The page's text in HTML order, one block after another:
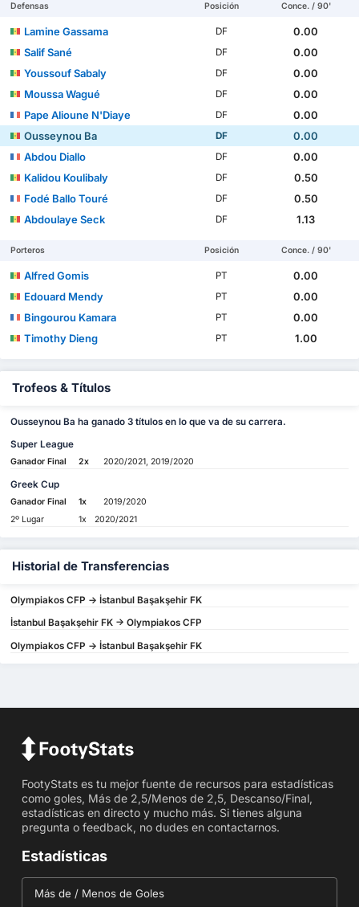
Defensas Posición Conce. / 90'
Lamine Gassama DF
0.00
Salif Sané
DF
0.00
Youssouf Sabaly
DF
0.00
Moussa Wagué
DF
0.00
Pape Alioune N'Diaye
DF
0.00
Ousseynou Ba
DF
0.00
Abdou Diallo
DF
0.00
Kalidou Koulibaly
DF
0.50
Fodé Ballo Touré
DF
0.50
Abdoulaye Seck
DF 1.13
Porteros Posición Conce. / 90'
Alfred Gomis PT
0.00
Edouard Mendy
PT
0.00
Bingourou Kamara
PT
0.00
Timothy Dieng
PT 1.00
Trofeos & Títulos
Ousseynou Ba ha ganado 3 títulos en lo que va de su carrera.
Super League
Ganador Final 2x 2020/2021, 2019/2020
Greek Cup
Ganador Final 1x
2019/2020
2º Lugar
1x 2020/2021
Historial de Transferencias
Olympiakos CFP -> İstanbul Başakşehir FK
İstanbul Başakşehir FK -> Olympiakos CFP
Olympiakos CFP -> İstanbul Başakşehir FK
FootyStats es tu mejor fuente de recursos para estadísticas
como goles, Más de 2,5/Menos de 2,5, Descanso/Final,
estadísticas en directo y mucho más. Si tienes alguna
pregunta o feedback, no dudes en contactarnos.
Estadísticas
Más de / Menos de Goles